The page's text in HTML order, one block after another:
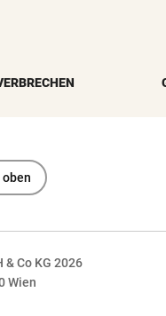
oben
Co KG 2026
Wien